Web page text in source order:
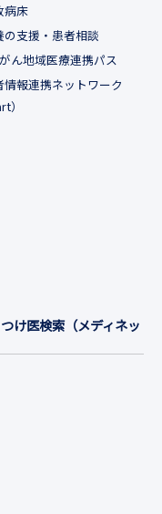
病床
の支援・患者相談
ん地域医療連携パス
情報連携ネットワーク
）
け医検索（メディネッ